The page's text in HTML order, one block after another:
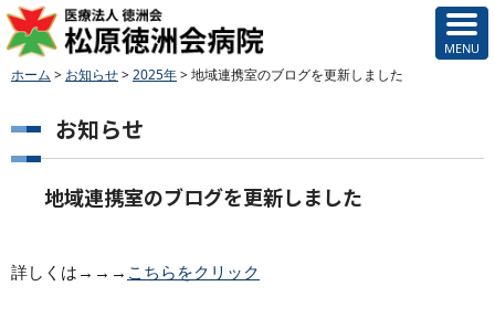
ホーム > お知らせ>2025年>地域連携室のブログを更新しました
お知らせ
地域連携室のブログを更新しました
詳しくは→→→ こちらをクリック